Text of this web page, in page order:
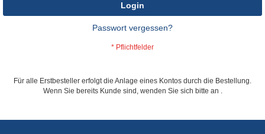
Login
Passwort vergessen?
Für alle Erstbesteller erfolgt die Anlage eines Kontos durch die Bestellung.
Wenn Sie bereits Kunde sind, wenden Sie sich bitte an .